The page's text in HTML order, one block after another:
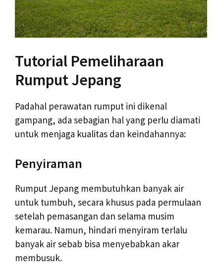
Tutorial Pemeliharaan
Rumput Jepang
Padahal perawatan rumput ini dikenal
gampang, ada sebagian hal yang perlu diamati
untuk menjaga kualitas dan keindahannya:
Penyiraman
Rumput Jepang membutuhkan banyak air
untuk tumbuh, secara khusus pada permulaan
setelah pemasangan dan selama musim
kemarau. Namun, hindari menyiram terlalu
banyak air sebab bisa menyebabkan akar
membusuk.